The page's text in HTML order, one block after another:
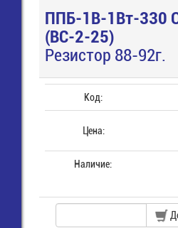
ППБ-1В-1Вт-330
(ВС-2-25)
Резистор 88-92г.
Код:
Цена:
Наличие: